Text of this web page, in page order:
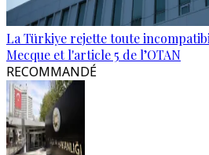
La Türkiye rejette toute
Mecque et l'article 5 de l’OTAN
RECOMMANDÉ